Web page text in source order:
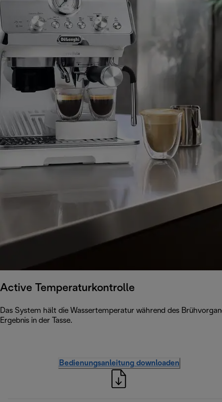
Active Temperaturkontrolle
Das System hält die Wassertemperatur während des
Ergebnis in der Tasse.
Bedienungsanleitung downloaden